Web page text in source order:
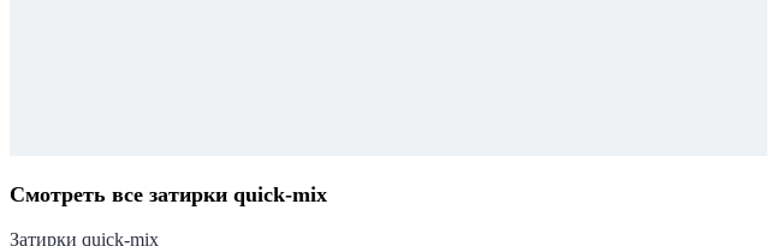
Смотреть все затирки quick-mix
Затирки quick-mix